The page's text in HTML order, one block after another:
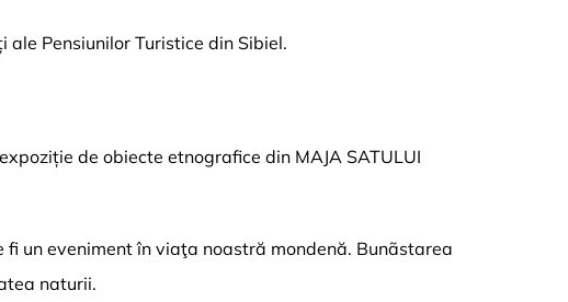
Pensiunilor Turistice din Sibiel.
de obiecte etnografice din MAJA SATULUI
un eveniment în viaţa noastră mondenă. Bunãstarea
naturii.